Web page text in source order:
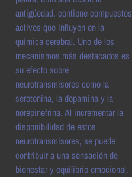
antigüedad, contiene compuestos
activos que influyen en la
química cerebral. Uno de los
mecanismos más destacados es
su efecto sobre
neurotransmisores como la
serotonina, la dopamina y la
norepinefrina. Al incrementar la
disponibilidad de estos
neurotransmisores, se puede
contribuir a una sensación de
bienestar y equilibrio emocional.